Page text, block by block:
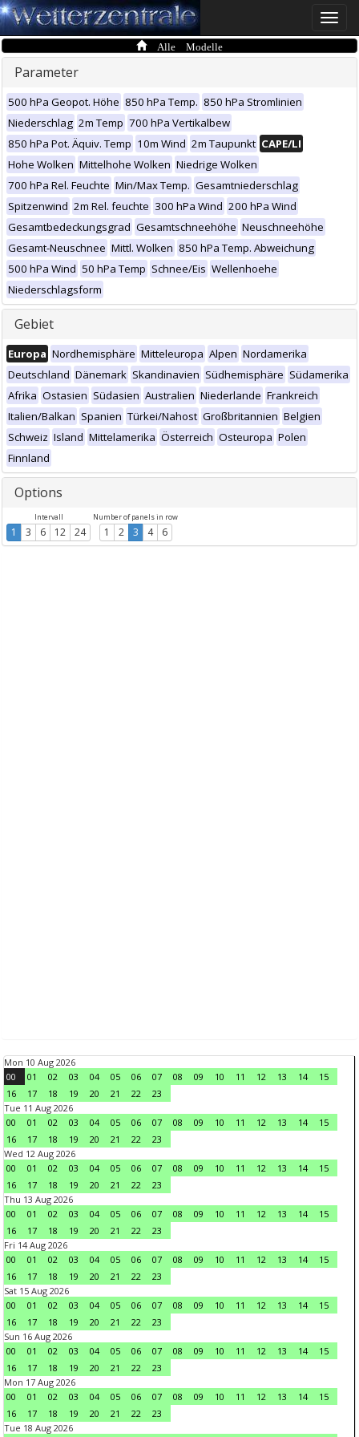
Toggle
Alle Modelle
Parameter
500 hPa Geopot. Höhe 850 hPa Temp. 850 hPa Stromlinien
Niederschlag 2m Temp 700 hPa Vertikalbew
850 hPa Pot. Äquiv. Temp 10m Wind 2m Taupunkt CAPE/LI
Hohe Wolken Mittelhohe Wolken Niedrige Wolken
700 hPa Rel. Feuchte Min/Max Temp. Gesamtniederschlag
Spitzenwind 2m Rel. feuchte 300 hPa Wind 200 hPa Wind
Gesamtbedeckungsgrad Gesamtschneehöhe Neuschneehöhe
Gesamt-Neuschnee Mittl. Wolken 850 hPa Temp. Abweichung
500 hPa Wind 50 hPa Temp Schnee/Eis Wellenhoehe
Niederschlagsform
Gebiet
Europa Nordhemisphäre Mitteleuropa Alpen Nordamerika
Deutschland Dänemark Skandinavien Südhemisphäre Südamerika
Afrika Ostasien Südasien Australien Niederlande Frankreich
Italien/Balkan Spanien Türkei/Nahost Großbritannien Belgien
Schweiz Island Mittelamerika Österreich Osteuropa Polen
Finnland
Options
Intervall
1 3 6 12 24
Number of panels in row
1 2 3 4 6
Mon 10 Aug 2026
00
01 02 03 04 05 06 07 08 09 10 11 12 13 14
15
16
17 18 19 20 21 22
23
Tue 11 Aug 2026
00
01 02 03 04 05 06 07 08 09 10 11 12 13 14
15
16
17 18 19 20 21 22
23
Wed 12 Aug 2026
00
01 02 03 04 05 06 07 08 09 10 11 12 13 14
15
16
17 18 19 20 21 22
23
Thu 13 Aug 2026
00
01 02 03 04 05 06 07 08 09 10 11 12 13 14
15
16
17 18 19 20 21 22
23
Fri 14 Aug 2026
00
01 02 03 04 05 06 07 08 09 10 11 12 13 14
15
16
17 18 19 20 21 22
23
Sat 15 Aug 2026
00
01 02 03 04 05 06 07 08 09 10 11 12 13 14
15
16
17 18 19 20 21 22
23
Sun 16 Aug 2026
00
01 02 03 04 05 06 07 08 09 10 11 12 13 14
15
16
17 18 19 20 21 22
23
Mon 17 Aug 2026
00
01 02 03 04 05 06 07 08 09 10 11 12 13 14
15
16
17 18 19 20 21 22
23
Tue 18 Aug 2026